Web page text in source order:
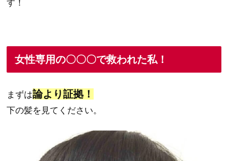
す！
女性専用の〇〇〇で救われた私！
まずは論より証拠！
下の髪を見てください。